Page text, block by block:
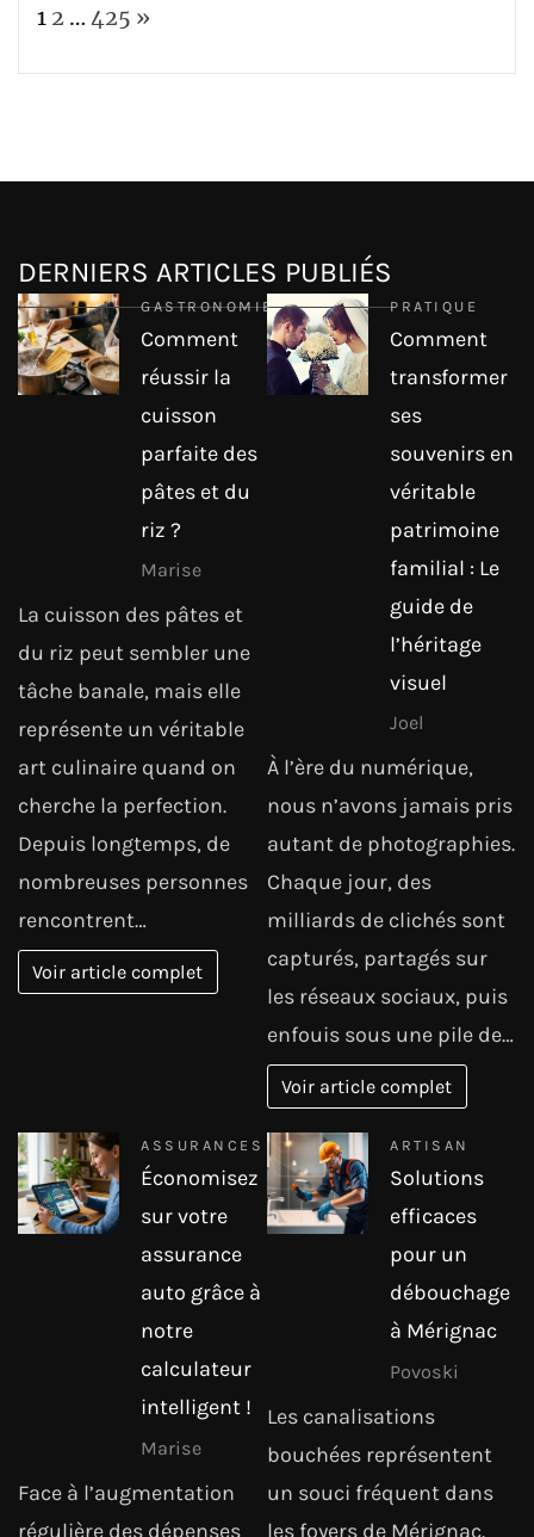
Page:
1 2 … 425 Next
»
DERNIERS ARTICLES PUBLIÉS
GASTRONOMIE
Comment
réussir la
cuisson
parfaite des
pâtes et du
riz ?
Marise
La cuisson des pâtes et
du riz peut sembler une
tâche banale, mais elle
représente un véritable
art culinaire quand on
cherche la perfection.
Depuis longtemps, de
nombreuses personnes
rencontrent…
Voir article complet
PRATIQUE
Comment
transformer
ses
souvenirs en
véritable
patrimoine
familial : Le
guide de
l’héritage
visuel
Joel
À l’ère du numérique,
nous n’avons jamais pris
autant de photographies.
Chaque jour, des
milliards de clichés sont
capturés, partagés sur
les réseaux sociaux, puis
enfouis sous une pile de…
Voir article complet
ASSURANCES
Économisez
sur votre
assurance
auto grâce à
notre
calculateur
intelligent !
Marise
Face à l’augmentation
régulière des dépenses
ARTISAN
Solutions
efficaces
pour un
débouchage
à Mérignac
Povoski
Les canalisations
bouchées représentent
un souci fréquent dans
les foyers de Mérignac.